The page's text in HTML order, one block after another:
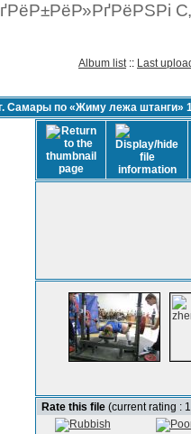
Album list:: Last
Самары по «Жиму лежа штанги»
Rate this file (current rating :